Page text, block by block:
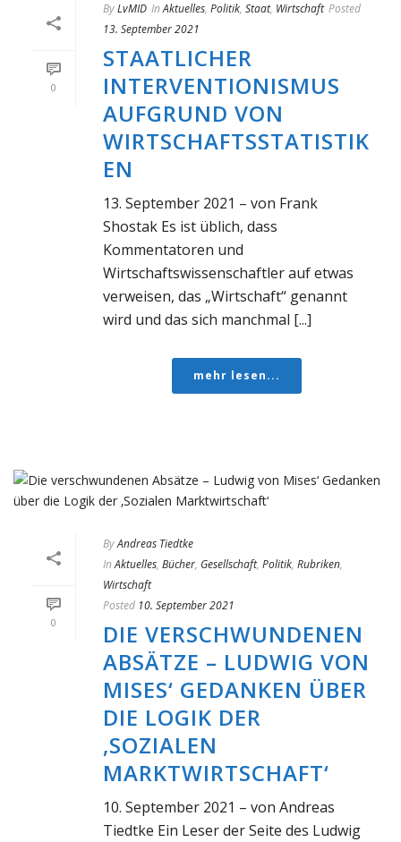
0
ByLvMID In Aktuelles, Politik, Staat, Wirtschaft Posted
13. September 2021
STAATLICHER
INTERVENTIONISMUS
AUFGRUND VON
WIRTSCHAFTSSTATISTIK
EN
13. September 2021 – von Frank
Shostak Es ist üblich, dass
Kommentatoren und
Wirtschaftswissenschaftler auf etwas
verweisen, das „Wirtschaft“ genannt
wird und das sich manchmal [...]
mehr lesen...
0
ByAndreas Tiedtke
In Aktuelles, Bücher, Gesellschaft, Politik, Rubriken,
Wirtschaft
Posted 10. September 2021
DIE VERSCHWUNDENEN
ABSÄTZE – LUDWIG VON
MISES‘ GEDANKEN ÜBER
DIE LOGIK DER
‚SOZIALEN
MARKTWIRTSCHAFT‘
10. September 2021 – von Andreas
Tiedtke Ein Leser der Seite des Ludwig